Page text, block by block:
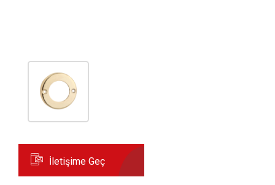
İletişime Geç